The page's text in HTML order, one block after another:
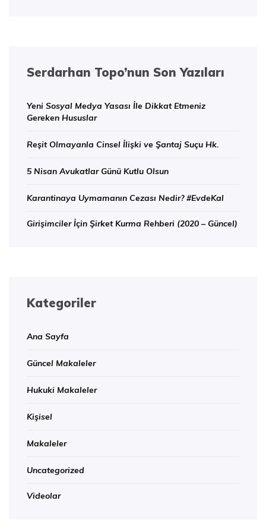
Serdarhan Topo’nun Son Yazıları
Yeni Sosyal Medya Yasası İle Dikkat Etmeniz
Gereken Hususlar
Reşit Olmayanla Cinsel İlişki ve Şantaj Suçu Hk.
5 Nisan Avukatlar Günü Kutlu Olsun
Karantinaya Uymamanın Cezası Nedir? #EvdeKal
Girişimciler İçin Şirket Kurma Rehberi (2020 – Güncel)
Kategoriler
Ana Sayfa
Güncel Makaleler
Hukuki Makaleler
Kişisel
Makaleler
Uncategorized
Videolar